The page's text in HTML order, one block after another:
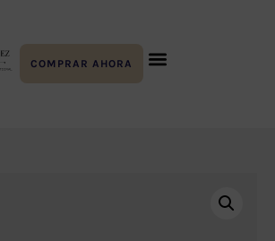
COMPRAR AHORA